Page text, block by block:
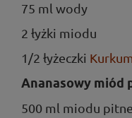
75 ml wody
2 łyżki miodu
1/2 łyżeczki
Ananasowy miód
500 ml miodu